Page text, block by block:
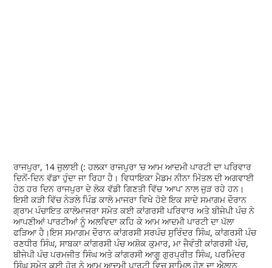
ਰਾਜਪੁਰਾ, 14 ਜੁਲਾਈ (: ਹਲਕਾ ਰਾਜਪੁਰਾ ’ਚ ਆਮ ਆਦਮੀ ਪਾਰਟੀ ਦਾ ਪਰਿਵਾਰ
ਦਿਨੋਂ-ਦਿਨ ਵੱਡਾ ਹੁੰਦਾ ਜਾ ਰਿਹਾ ਹੈ। ਵਿਧਾਇਕਾ ਮੈਡਮ ਨੀਨਾ ਮਿੱਤਲ ਦੀ ਅਗਵਾਈ
ਹੇਠ ਹਰ ਦਿਨ ਰਾਜਪੁਰਾ ਦੇ ਲੋਕ ਵੱਡੀ ਗਿਣਤੀ ਵਿੱਚ 'ਆਪ' ਨਾਲ ਜੁੜ ਰਹੇ ਹਨ।
ਇਸੀ ਕੜੀ ਵਿੱਚ ਨੇੜਲੇ ਪਿੰਡ ਕਾਲੋ ਮਾਜਰਾ ਵਿਖੇ ਹੋਏ ਇਕ ਸਾਦੇ ਸਮਾਗਮ ਦੌਰਾਨ
ਗ੍ਰਾਮ ਪੰਚਾਇਤ ਕਾਲੋਮਾਜਰਾ ਸਮੇਤ ਕਈ ਕਾਂਗਰਸੀ ਪਰਿਵਾਰ ਅਤੇ ਬੀਜੇਪੀ ਪੰਚ ਨੇ
ਆਪਣੀਆਂ ਪਾਰਟੀਆਂ ਨੂੰ ਅਲਵਿਦਾ ਕਹਿ ਕੇ ਆਮ ਆਦਮੀ ਪਾਰਟੀ ਦਾ ਪੱਲਾ
ਫੜਿਆ ਹੈ।ਇਸ ਸਮਾਗਮ ਦੌਰਾਨ ਕਾਂਗਰਸੀ ਸਰਪੰਚ ਸੁਰਿੰਦਰ ਸਿੰਘ, ਕਾਂਗਰਸੀ ਪੰਚ
ਰਣਧੀਰ ਸਿੰਘ, ਸਾਬਕਾ ਕਾਂਗਰਸੀ ਪੰਚ ਅਸ਼ੋਕ ਕੁਮਾਰ, ਮਾ ਜੈਵੰਤੀ ਕਾਂਗਰਸੀ ਪੰਚ,
ਬੀਜੇਪੀ ਪੰਚ ਪਰਮਜੀਤ ਸਿੰਘ ਅਤੇ ਕਾਂਗਰਸੀ ਆਗੂ ਗੁਰਪ੍ਰੀਤ ਸਿੰਘ, ਪਰਮਿੰਦਰ
ਸਿੰਘ ਸਮੇਤ ਕਈ ਹੋਰ ਨੇ ਆਮ ਆਦਮੀ ਪਾਰਟੀ ਵਿਚ ਸ਼ਾਮਿਲ ਹੋਣ ਦਾ ਐਲਾਨ